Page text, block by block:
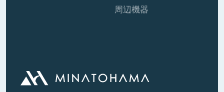
周辺機器